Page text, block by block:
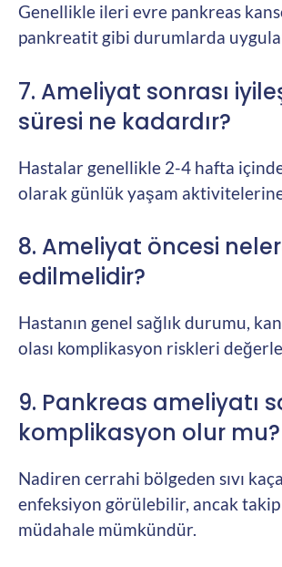
Genellikle ileri evre pankreas
pankreatit gibi durumlarda
7. Ameliyat sonrası
süresi ne kadardır?
Hastalar genellikle 2-4 hafta
olarak günlük yaşam
8. Ameliyat öncesi
edilmelidir?
Hastanın genel sağlık durumu,
olası komplikasyon riskleri
9. Pankreas ameliyatı
komplikasyon olur mu?
Nadiren cerrahi bölgeden sıvı
enfeksiyon görülebilir, ancak
müdahale mümkündür.